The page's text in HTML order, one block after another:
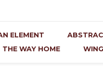
ELEMENT
THE WAY HOME